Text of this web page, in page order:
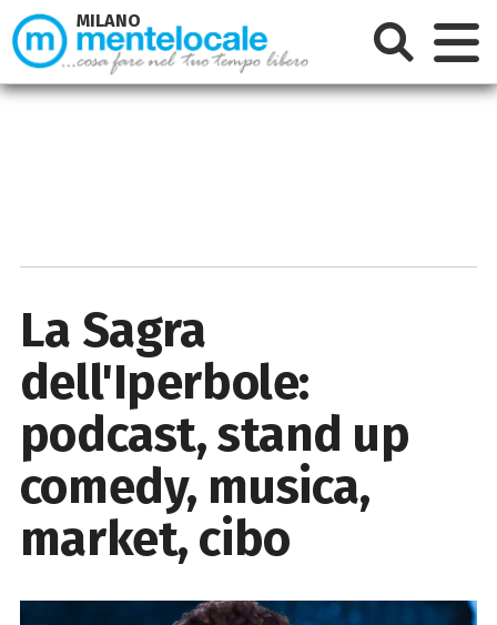
La Sagra
dell'Iperbole:
podcast, stand up
comedy, musica,
market, cibo
MILANO